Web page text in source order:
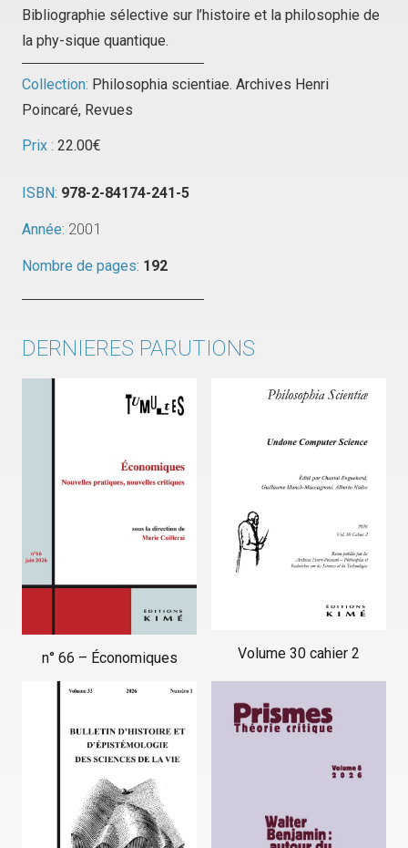
Bibliographie sélective sur l’histoire et la philosophie de
la phy-sique quantique.
Collection: Philosophia scientiae. Archives Henri
Poincaré, Revues
Prix : 22.00€
ISBN: 978-2-84174-241-5
Année: 2001
Nombre de pages: 192
DERNIERES PARUTIONS
n° 66 – Économiques Volume 30 cahier 2